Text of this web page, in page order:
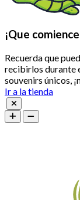
¡Que
Recuerda que
recibirlos durante
souvenirs únicos,
Ir a la tienda